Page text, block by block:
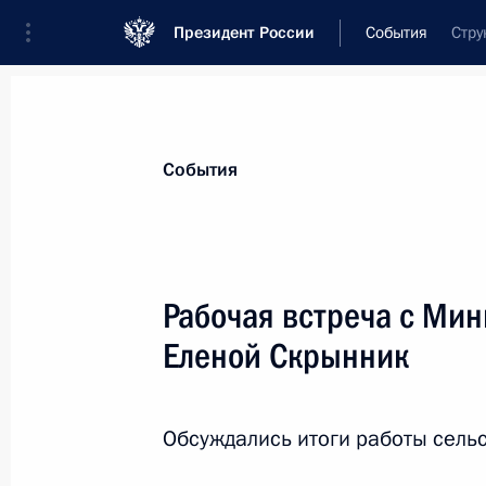
Президент России События
Новости
Послания Федеральному Собранию
Заявления по важнейшим вопросам
Речи и обращения
События
Рабочая встреча с
Еленой Скрынник
Обсуждались итоги работы